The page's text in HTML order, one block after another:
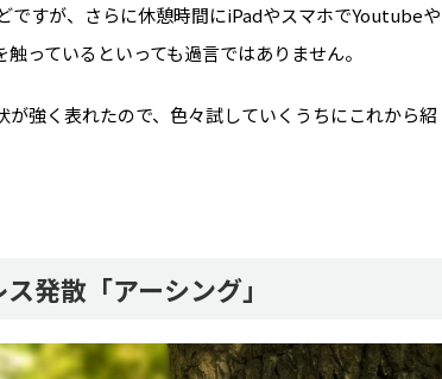
ですが、さらに休憩時間にiPadやスマホでYoutubeや
っているといっても過言ではありません。
強く表れたので、色々試していくうちにこれから紹
発散「アーシング」